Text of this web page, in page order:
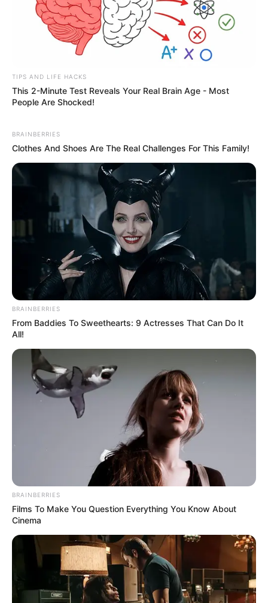
TIPS AND LIFE HACKS
This 2-Minute Test Reveals Your Real Brain Age - Most
People Are Shocked!
BRAINBERRIES
Clothes And Shoes Are The Real Challenges For This Family!
BRAINBERRIES
From Baddies To Sweethearts: 9 Actresses That Can Do It
All!
BRAINBERRIES
Films To Make You Question Everything You Know About
Cinema